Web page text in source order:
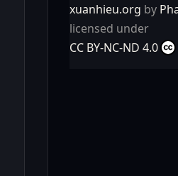
xuanhieu.org by
licensed under
CC BY-NC-ND 4.0